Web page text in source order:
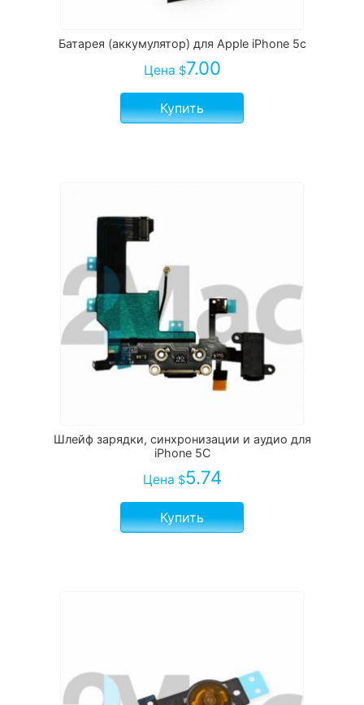
Батарея (аккумулятор) для Apple iPhone 5c
Цена $7.00
Купить
Шлейф зарядки, синхронизации и аудио для
iPhone 5C
Цена $5.74
Купить